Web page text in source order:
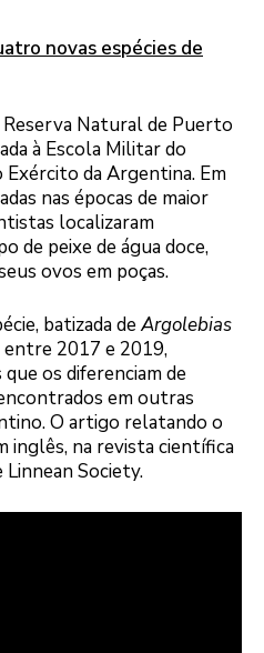
novas espécies de
Natural de Puerto
à Escola Militar do
da Argentina. Em
nas épocas de maior
localizaram
de peixe de água doce,
ovos em poças.
batizada deArgolebias
2017 e 2019,
os diferenciam de
em outras
O artigo relatando o
inglês, na revista científica
Society.